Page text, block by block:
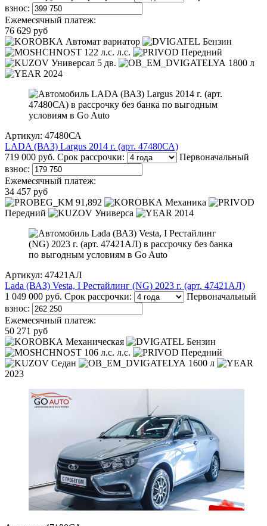
взнос:
Ежемесячный платеж:
76 629 руб
Автомат вариатор
Бензин
122 л.с. л.с.
Передний
Универсал 5 дв.
1800 л
2024
Артикул: 47480СА
LADA (ВАЗ) Largus 2014 г. (арт. 47480СА)
719 000 руб. Срок рассрочки:
Первоначальный
взнос:
Ежемесячный платеж:
34 457 руб
91,892
Механика
Передний
Универса 2014
Артикул: 47421АЛ
Lada (ВАЗ) Vesta, I Рестайлинг (NG) 2023 г. (арт. 47421АЛ)
1 049 000 руб. Срок рассрочки:
Первоначальный
взнос:
Ежемесячный платеж:
50 271 руб
Механическая
Бензин
106 л.с. л.с.
Передний
Седан
1600 л
2023